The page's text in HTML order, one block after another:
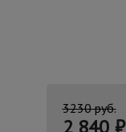
3230 руб.
2 840 ₽